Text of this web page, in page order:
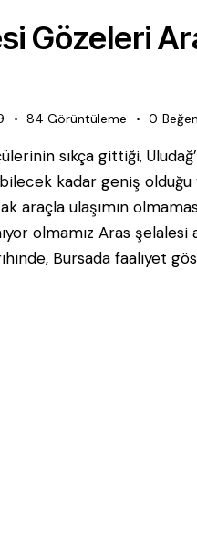
Gözeleri
84 Görüntüleme 0
sıkça gittiği,
kadar geniş olduğu
araçla ulaşımın
olmamız Aras
Bursada faaliyet